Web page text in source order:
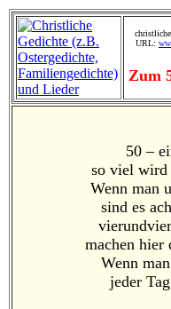
URL:
Zum
50 –
so viel wird
Wenn man
sind es
machen hier
Wenn
jeder